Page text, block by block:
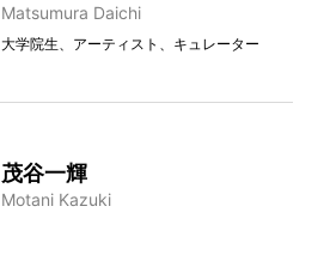
Matsumura Daichi
大学院生、アーティスト、キュレーター
茂谷一輝
Motani Kazuki